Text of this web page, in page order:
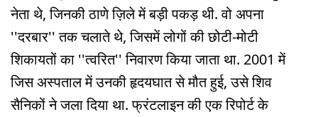
नेता थे, जिनकी ठाणे ज़िले में बड़ी पकड़ थी. वो अपना
''दरबार'' तक चलाते थे, जिसमें लोगों की छोटी-मोटी
शिकायतों का ''त्वरित'' निवारण किया जाता था. 2001 में
जिस अस्पताल में उनकी हृदयघात से मौत हुई, उसे शिव
सैनिकों ने जला दिया था. फ्रंटलाइन की एक रिपोर्ट के